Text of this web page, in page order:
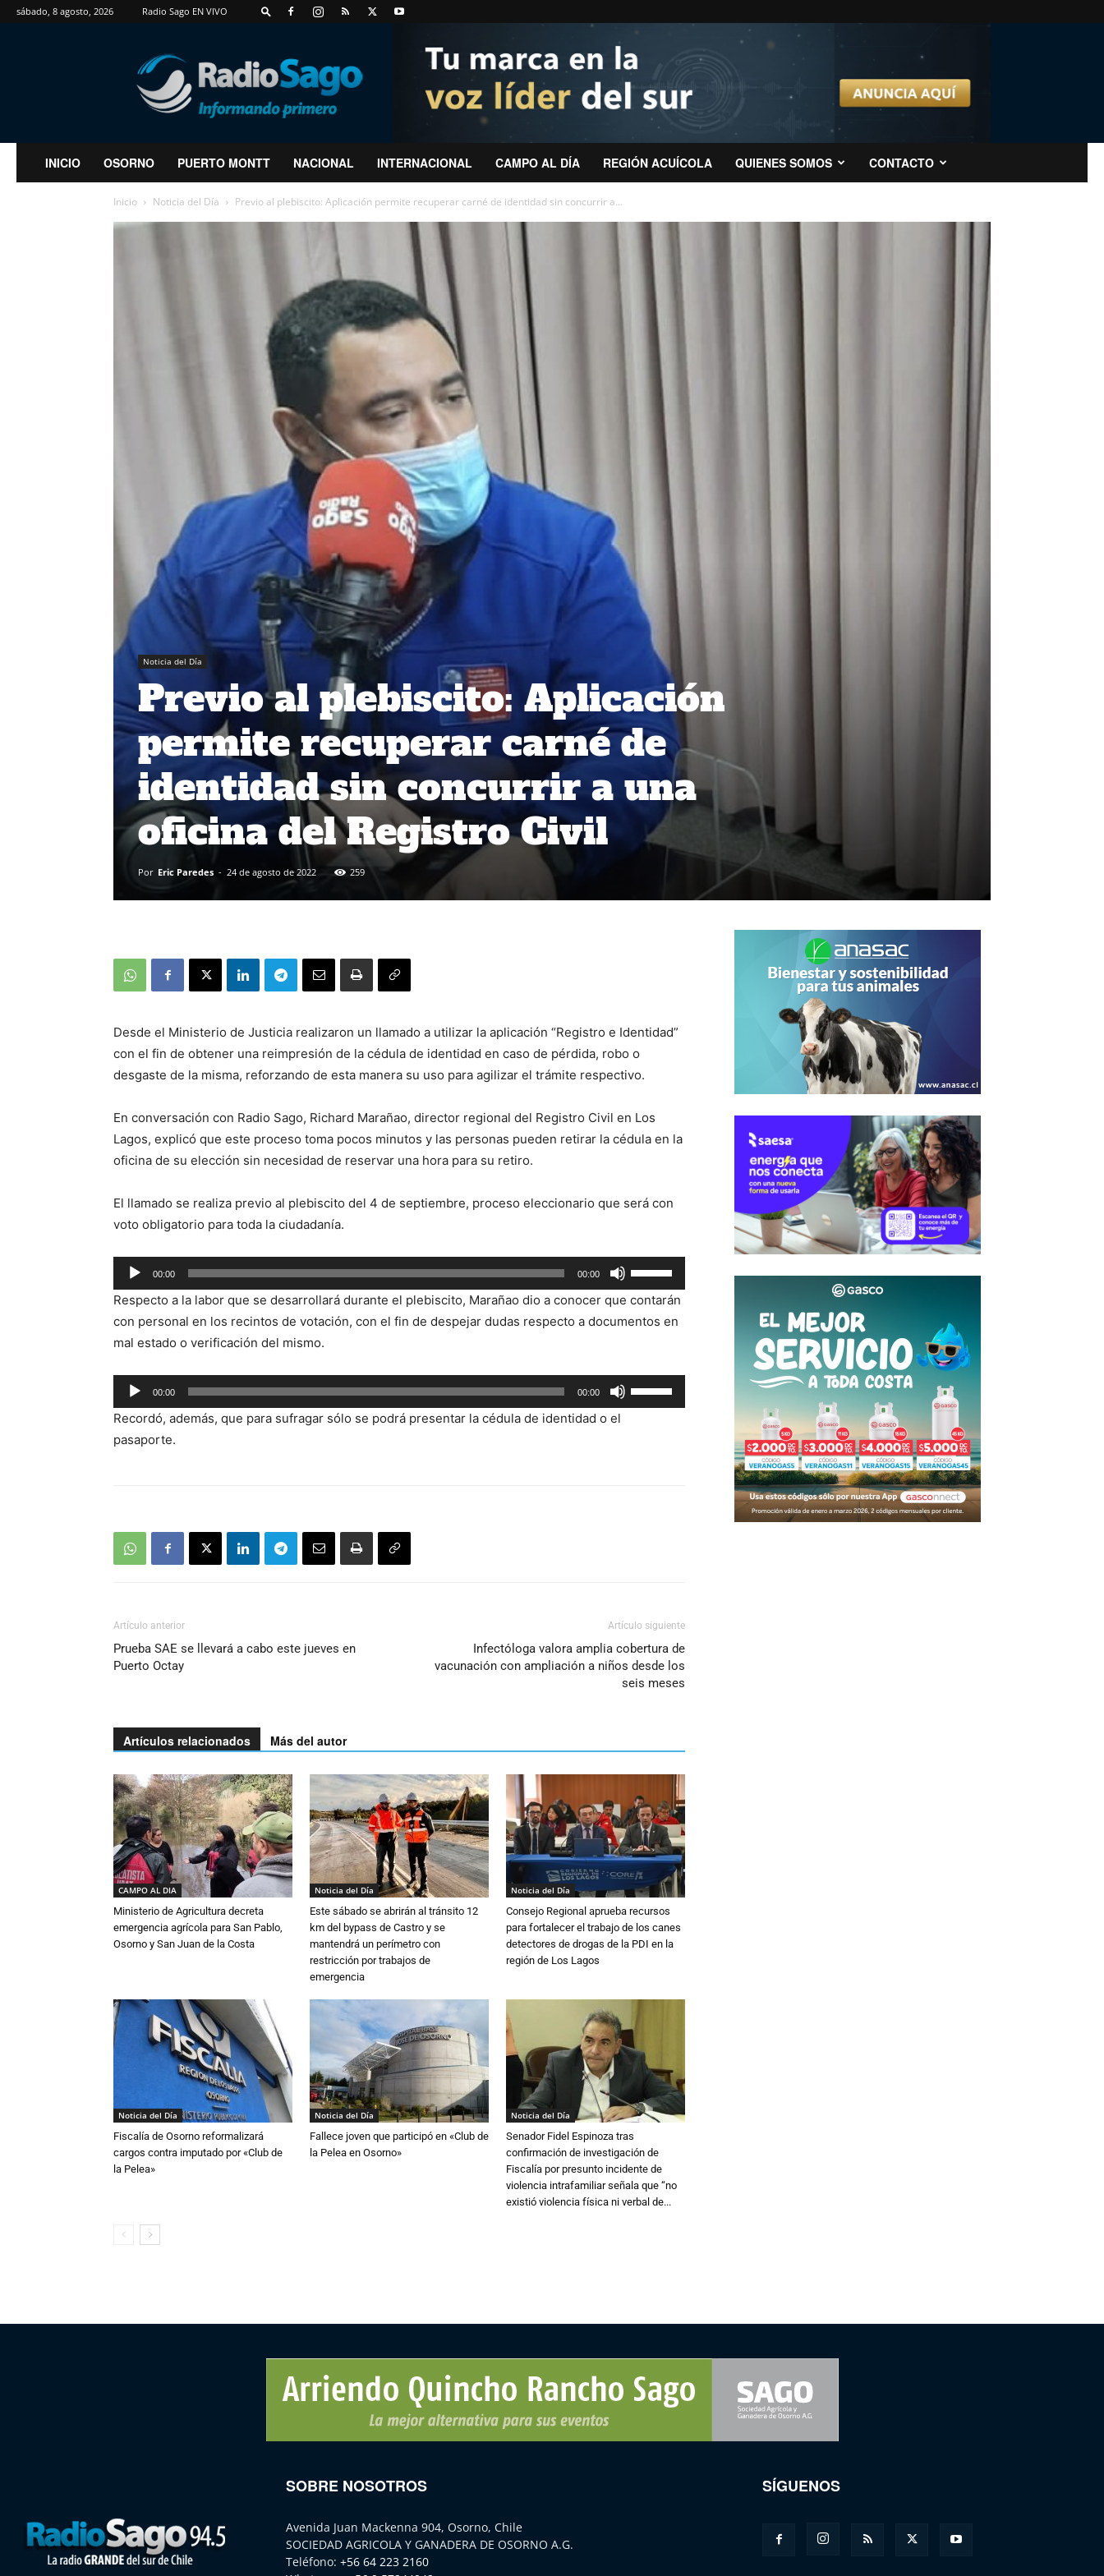
sábado, 8 agosto, 2026 Radio Sago EN VIVO
RadioSago
INICIO OSORNO PUERTO MONTT NACIONAL INTERNACIONAL CAMPO AL DÍA REGIÓN ACUÍCOLA QUIENES SOMOS CONTACTO
Inicio Noticia del Día Previo al plebiscito: Aplicación permite recuperar carné de identidad sin concurrir a...
Noticia del Día
Previo al plebiscito: Aplicación
permite recuperar carné de
identidad sin concurrir a una
oficina del Registro Civil
Por Eric Paredes - 24 de agosto de 2022 259
Desde el Ministerio de Justicia realizaron un llamado a utilizar la aplicación “Registro e Identidad”
con el fin de obtener una reimpresión de la cédula de identidad en caso de pérdida, robo o
desgaste de la misma, reforzando de esta manera su uso para agilizar el trámite respectivo.
En conversación con Radio Sago, Richard Marañao, director regional del Registro Civil en Los
Lagos, explicó que este proceso toma pocos minutos y las personas pueden retirar la cédula en la
oficina de su elección sin necesidad de reservar una hora para su retiro.
El llamado se realiza previo al plebiscito del 4 de septiembre, proceso eleccionario que será con
voto obligatorio para toda la ciudadanía.
Reproductor
de
audio
00:00 00:00
las
teclas
de
arriba/abajo
para
Respecto a la labor que se desarrollará durante el plebiscito, Marañao dio a conocer que contarán
con personal en los recintos de votación, con el fin de despejar dudas respecto a documentos en
mal estado o verificación del mismo.
Reproductor
de
audio
00:00 00:00
las
volumen.
Recordó, además, que para sufragar sólo se podrá presentar la cédula de identidad o el
pasaporte.
Artículo anterior
Prueba SAE se llevará a cabo este jueves en
Puerto Octay
Artículo siguiente
Infectóloga valora amplia cobertura de
vacunación con ampliación a niños desde los
seis meses
Artículos relacionados Más del autor
CAMPO AL DIA
Ministerio de Agricultura decreta
emergencia agrícola para San Pablo,
Osorno y San Juan de la Costa
Noticia del Día
Este sábado se abrirán al tránsito 12
km del bypass de Castro y se
mantendrá un perímetro con
restricción por trabajos de
emergencia
Noticia del Día
Consejo Regional aprueba recursos
para fortalecer el trabajo de los canes
detectores de drogas de la PDI en la
región de Los Lagos
Noticia del Día
Fiscalía de Osorno reformalizará
cargos contra imputado por «Club de
la Pelea»
Noticia del Día
Fallece joven que participó en «Club de
la Pelea en Osorno»
Noticia del Día
Senador Fidel Espinoza tras
confirmación de investigación de
Fiscalía por presunto incidente de
violencia intrafamiliar señala que “no
existió violencia física ni verbal de...
SOBRE NOSOTROS
Avenida Juan Mackenna 904, Osorno, Chile
SOCIEDAD AGRICOLA Y GANADERA DE OSORNO A.G.
Teléfono: +56 64 223 2160
SÍGUENOS